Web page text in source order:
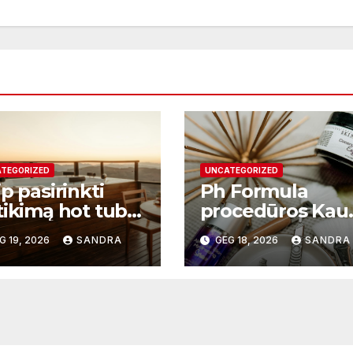
pasirinkti
hot tub
ir kodėl
19, 2026 SANDRA
UNCATEGORIZED
Ph Formula
procedūros
– moderni odos
atnaujinimo
sistema
GEG 18, 2026 SANDRA